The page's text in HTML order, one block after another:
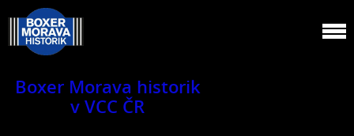
Boxer Morava historik
v VCC ČR
Jsme klub veteránů.